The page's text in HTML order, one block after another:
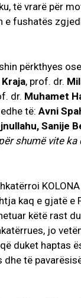
të vrarë për
e fushatës
përkthyes
, prof. dr.
dr. Muhamet
të: Avni
Sanije
shumë vite ka
KOLONA
kaq e gjatë e
këtë rast
jo
duket haptas
të